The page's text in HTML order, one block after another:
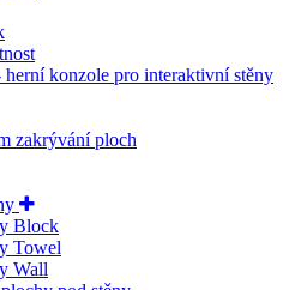
konzole pro interaktivní stěny
zakrývání ploch
Block
Towel
Wall